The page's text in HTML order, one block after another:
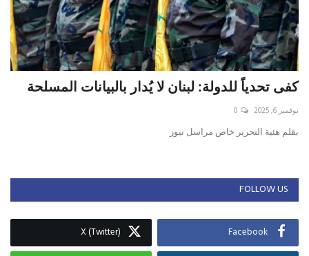
كفى تحدياً للدولة: لبنان لا يُدار بالبيانات المسلحة
نوفمبر 6, 2025 0
بقلم هئية التحرير خاص مراسل نيوز
FOLLOW US
Facebook
X (Twitter)